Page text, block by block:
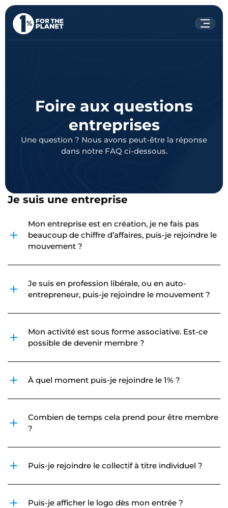
Foire aux questions
entreprises
Une question ? Nous avons peut-être la réponse
dans notre FAQ ci-dessous.
Je suis une entreprise
Mon entreprise est en création, je ne fais pas
beaucoup de chiffre d’affaires, puis-je rejoindre le
mouvement ?
Je suis en profession libérale, ou en auto-
entrepreneur, puis-je rejoindre le mouvement ?
Mon activité est sous forme associative. Est-ce
possible de devenir membre ?
À quel moment puis-je rejoindre le 1% ?
Combien de temps cela prend pour être membre
?
Puis-je rejoindre le collectif à titre individuel ?
Puis-je afficher le logo dès mon entrée ?